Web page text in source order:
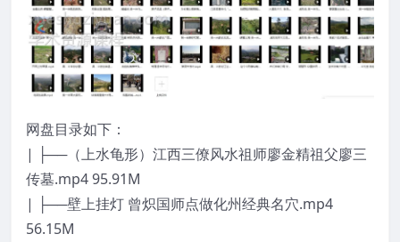
网盘目录如下：
| ├──（上水龟形）江西三僚风水祖师廖金精祖父廖三
传墓.mp4 95.91M
| ├──壁上挂灯 曾炽国师点做化州经典名穴.mp4
56.15M